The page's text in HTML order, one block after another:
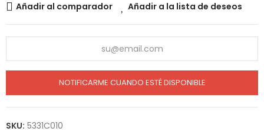
Añadir al comparador Añadir a la lista de deseos
NOTIFICARME CUANDO ESTÉ DISPONIBLE
SKU: 5331C010